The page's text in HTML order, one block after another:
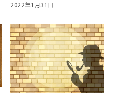
2022年1月31日